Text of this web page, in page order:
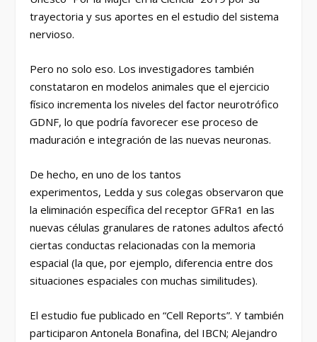
trayectoria y sus aportes en el estudio del sistema
nervioso.
Pero no solo eso. Los investigadores también
constataron en modelos animales que el ejercicio
físico incrementa los niveles del factor neurotrófico
GDNF, lo que podría favorecer ese proceso de
maduración e integración de las nuevas neuronas.
De hecho, en uno de los tantos
experimentos, Ledda y sus colegas observaron que
la eliminación específica del receptor GFRa1 en las
nuevas células granulares de ratones adultos afectó
ciertas conductas relacionadas con la memoria
espacial (la que, por ejemplo, diferencia entre dos
situaciones espaciales con muchas similitudes).
El estudio fue publicado en “Cell Reports”. Y también
participaron Antonela Bonafina, del IBCN; Alejandro